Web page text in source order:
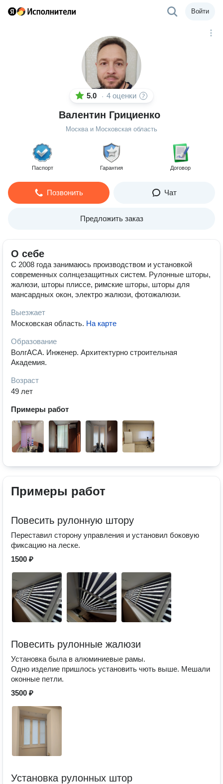
Войти
5.0 · 4 оценки
Валентин Грициенко
Москва и Московская область
Паспорт Гарантия Договор
Позвонить Чат
Предложить заказ
О себе
С 2008 года занимаюсь производством и установкой
современных солнцезащитных систем. Рулонные шторы,
жалюзи, шторы плиссе, римские шторы, шторы для
мансардных окон, электро жалюзи, фотожалюзи.
Выезжает
Московская область. На карте
Образование
ВолгАСА. Инженер. Архитектурно строительная
Академия.
Возраст
49 лет
Примеры работ
Примеры работ
Повесить рулонную штору
Переставил сторону управления и установил боковую
фиксацию на леске.
1500 ₽
Повесить рулонные жалюзи
Установка была в алюминиевые рамы.
Одно изделие пришлось установить чють выше. Мешали
оконные петли.
3500 ₽
Установка рулонных штор